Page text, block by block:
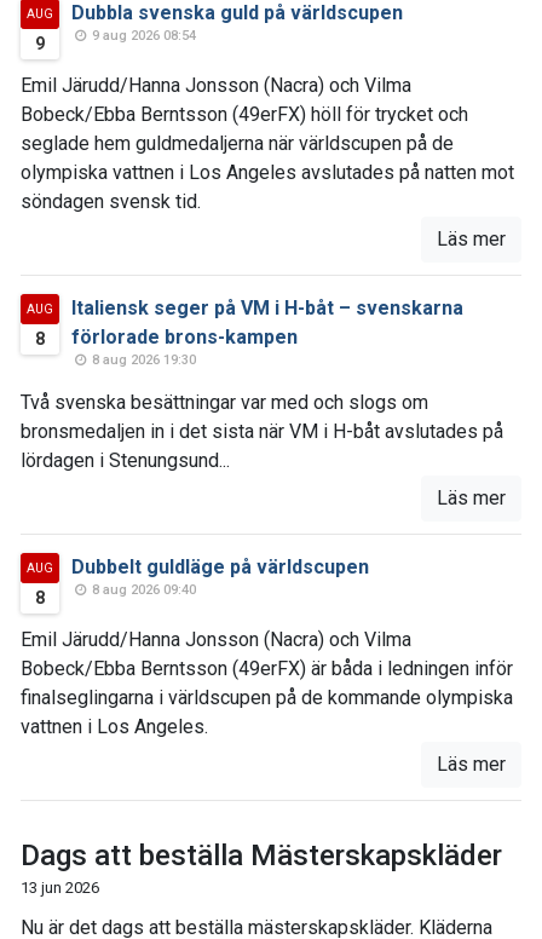
AUG
9
Dubbla svenska guld på världscupen
9 aug 2026 08:54
Emil Järudd/Hanna Jonsson (Nacra) och Vilma
Bobeck/Ebba Berntsson (49erFX) höll för trycket och
seglade hem guldmedaljerna när världscupen på de
olympiska vattnen i Los Angeles avslutades på natten mot
söndagen svensk tid.
Läs mer
AUG
8
Italiensk seger på VM i H-båt – svenskarna
förlorade brons-kampen
8 aug 2026 19:30
Två svenska besättningar var med och slogs om
bronsmedaljen in i det sista när VM i H-båt avslutades på
lördagen i Stenungsund...
Läs mer
AUG
8
Dubbelt guldläge på världscupen
8 aug 2026 09:40
Emil Järudd/Hanna Jonsson (Nacra) och Vilma
Bobeck/Ebba Berntsson (49erFX) är båda i ledningen inför
finalseglingarna i världscupen på de kommande olympiska
vattnen i Los Angeles.
Läs mer
Dags att beställa Mästerskapskläder
13 jun 2026
Nu är det dags att beställa mästerskapskläder. Kläderna